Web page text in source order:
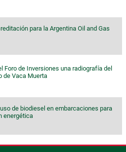
para la Argentina Oil and Gas
Foro de Inversiones una radiografía del
de Vaca Muerta
de biodiesel en embarcaciones para
energética